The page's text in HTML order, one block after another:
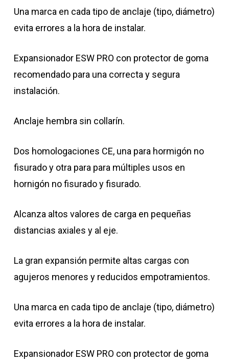
Una marca en cada tipo de anclaje (tipo, diámetro)
evita errores a la hora de instalar.
Expansionador ESW PRO con protector de goma
recomendado para una correcta y segura
instalación.
Anclaje hembra sin collarín.
Dos homologaciones CE, una para hormigón no
fisurado y otra para para múltiples usos en
hornigón no fisurado y fisurado.
Alcanza altos valores de carga en pequeñas
distancias axiales y al eje.
La gran expansión permite altas cargas con
agujeros menores y reducidos empotramientos.
Una marca en cada tipo de anclaje (tipo, diámetro)
evita errores a la hora de instalar.
Expansionador ESW PRO con protector de goma